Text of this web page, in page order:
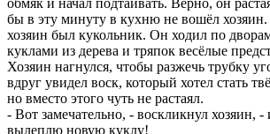
обмяк и начал подтаивать. Верно, он
бы в эту минуту в кухню не вошёл хозяин.
хозяин был кукольник. Он ходил по
куклами из дерева и тряпок весёлые
Хозяин нагнулся, чтобы разжечь трубку
вдруг увидел воск, который хотел стать
но вместо этого чуть не растаял.
- Вот замечательно, - воскликнул хозяин, -
вылеплю новую куклу!